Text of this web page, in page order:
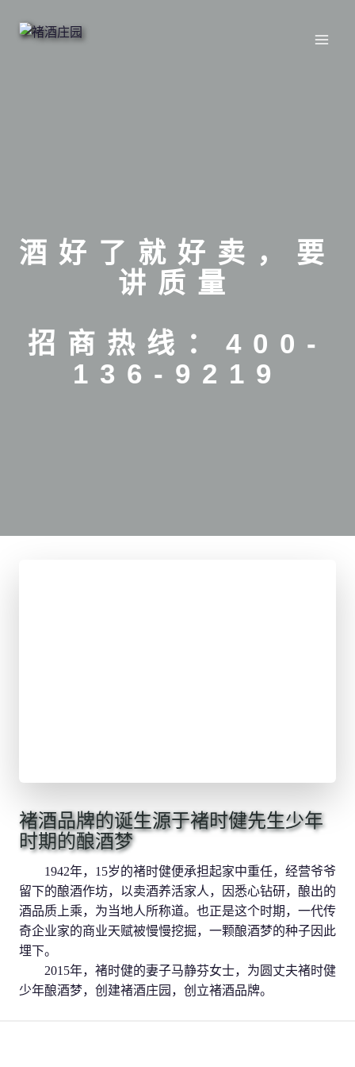
酒好了就好卖，要
讲质量
招商热线：400-
136-9219
褚酒品牌的诞生源于褚时健先生少年
时期的酿酒梦
1942年，15岁的褚时健便承担起家中重任，经营爷爷
留下的酿酒作坊，以卖酒养活家人，因悉心钻研，酿出的
酒品质上乘，为当地人所称道。也正是这个时期，一代传
奇企业家的商业天赋被慢慢挖掘，一颗酿酒梦的种子因此
埋下。
2015年，褚时健的妻子马静芬女士，为圆丈夫褚时健
少年酿酒梦，创建褚酒庄园，创立褚酒品牌。